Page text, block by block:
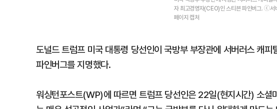
자 최고경영자(CEO)인 스티븐 파인버그. ⓒ서
페이지 캡처
도널드 트럼프 미국 대통령 당선인이 국방부 부장관에 서버러스 캐
파인버그를 지명했다.
워싱턴포스트(WP)에 따르면 트럼프 당선인은 22일(현지시간) 소